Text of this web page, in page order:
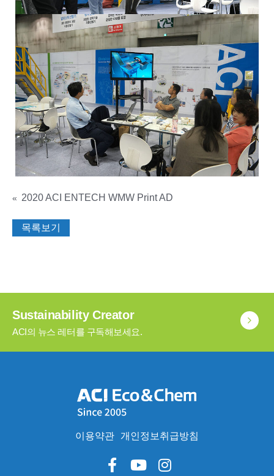
« 2020 ACI ENTECH WMW Print AD
목록보기
Sustainability Creator
ACI의 뉴스 레터를 구독해보세요.
이용약관 개인정보취급방침